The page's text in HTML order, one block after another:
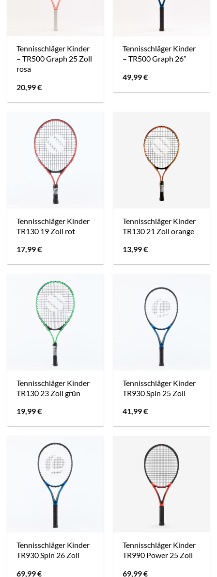
Tennisschläger Kinder
– TR500 Graph 25 Zoll
rosa
20,99€
Tennisschläger Kinder
– TR500 Graph 26″
49,99€
Tennisschläger Kinder
TR130 19 Zoll rot
17,99€
Tennisschläger Kinder
TR130 21 Zoll orange
13,99€
Tennisschläger Kinder
TR130 23 Zoll grün
19,99€
Tennisschläger Kinder
TR930 Spin 25 Zoll
41,99€
Tennisschläger Kinder
TR930 Spin 26 Zoll
69,99€
Tennisschläger Kinder
TR990 Power 25 Zoll
69,99€